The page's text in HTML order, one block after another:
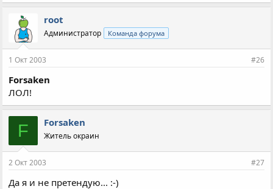
root
Администратор Команда форума
1 Окт 2003 #26
Forsaken
ЛОЛ!
F Forsaken
Житель окраин
2 Окт 2003 #27
Да я и не претендую... :-)